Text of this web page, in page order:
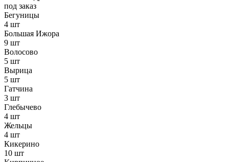
под заказ
Бегуницы
4 шт
Большая Ижора
9 шт
Волосово
5 шт
Вырица
5 шт
Гатчина
3 шт
Глебычево
4 шт
Жельцы
4 шт
Кикерино
10 шт